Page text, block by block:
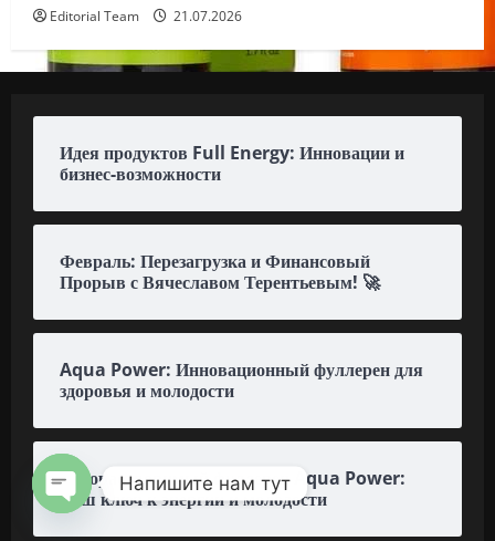
Editorial Team 21.07.2026
Идея продуктов Full Energy: Инновации и
бизнес-возможности
Февраль: Перезагрузка и Финансовый
Прорыв с Вячеславом Терентьевым! 🚀
Aqua Power: Инновационный фуллерен для
здоровья и молодости
Водорастворимый фуллерен Aqua Power:
Ваш ключ к энергии и молодости
Напишите нам тут